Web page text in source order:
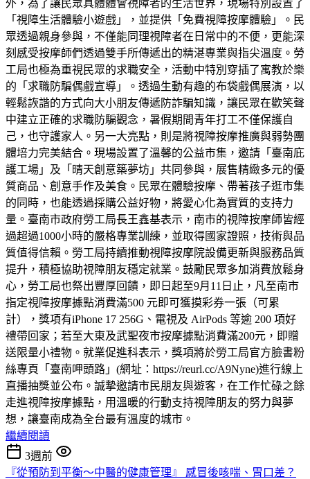
外，為了讓民眾具體體會視障者的生活世界，現場特別設置了
「視障生活體驗小遊戲」，並提供「免費視障按摩體驗」。民
眾透過親身參與，不僅能同理視障者在日常中的不便，更能深
刻感受按摩師們透過雙手所傳遞出的精湛專業與指尖溫度。勞
工局也極為重視民眾的求職安全，活動中特別穿插了寓教於樂
的「求職防騙偶戲宣導」。透過生動有趣的布袋戲偶展演，以
輕鬆詼諧的方式向大小朋友傳遞防詐騙知識，讓民眾在歡笑聲
中建立正確的求職防騙觀念，暑假期間青年打工不僅保護自
己，也守護家人。另一大亮點，則是將視障按摩推廣與弱勢團
體培力完美結合。現場設置了溫馨的公益市集，邀請「臺南庇
護工場」及「晴天創意築夢坊」共同參與，展售精緻多元的優
質商品、創意手作及美食。民眾在體驗按摩、帶著孩子逛市集
的同時，也能透過採購公益好物，將愛心化為實質的支持力
量。臺南市政府勞工局長王鑫基表示，南市的視障按摩師皆經
過超過1000小時的嚴格專業訓練，並取得國家證照，技術與品
質值得信賴。勞工局持續推動視障按摩院設備更新與服務品質
提升，積極協助視障朋友穩定就業。鼓勵民眾多加消費放鬆身
心，勞工局也祭出豐厚回饋，即日起至9月11日止，凡至南市
指定視障按摩據點消費滿500 元即可獲摸彩券一張（可累
計），獎項有iPhone 17 256G、電視及 AirPods 等逾 200 項好
禮帶回家；若至大東及武聖夜市按摩據點消費滿200元，即贈
送限量小禮物。就業促進科表示，獎項將於勞工局官方臉書粉
絲專頁「臺南呷頭路」(網址：https://reurl.cc/A9Nyne)進行線上
直播抽獎並公布。誠摯邀請市民朋友與遊客，在工作忙碌之餘
走進視障按摩據點，用溫暖的行動支持視障朋友的努力與夢
想，讓臺南成為全台最有溫度的城市。
繼續閱讀
3週前
『從預防到平衡～中醫的健康管理』 感冒後咳喘、胃口差？